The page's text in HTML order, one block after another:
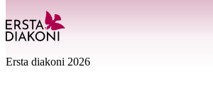
Ersta diakoni 2026